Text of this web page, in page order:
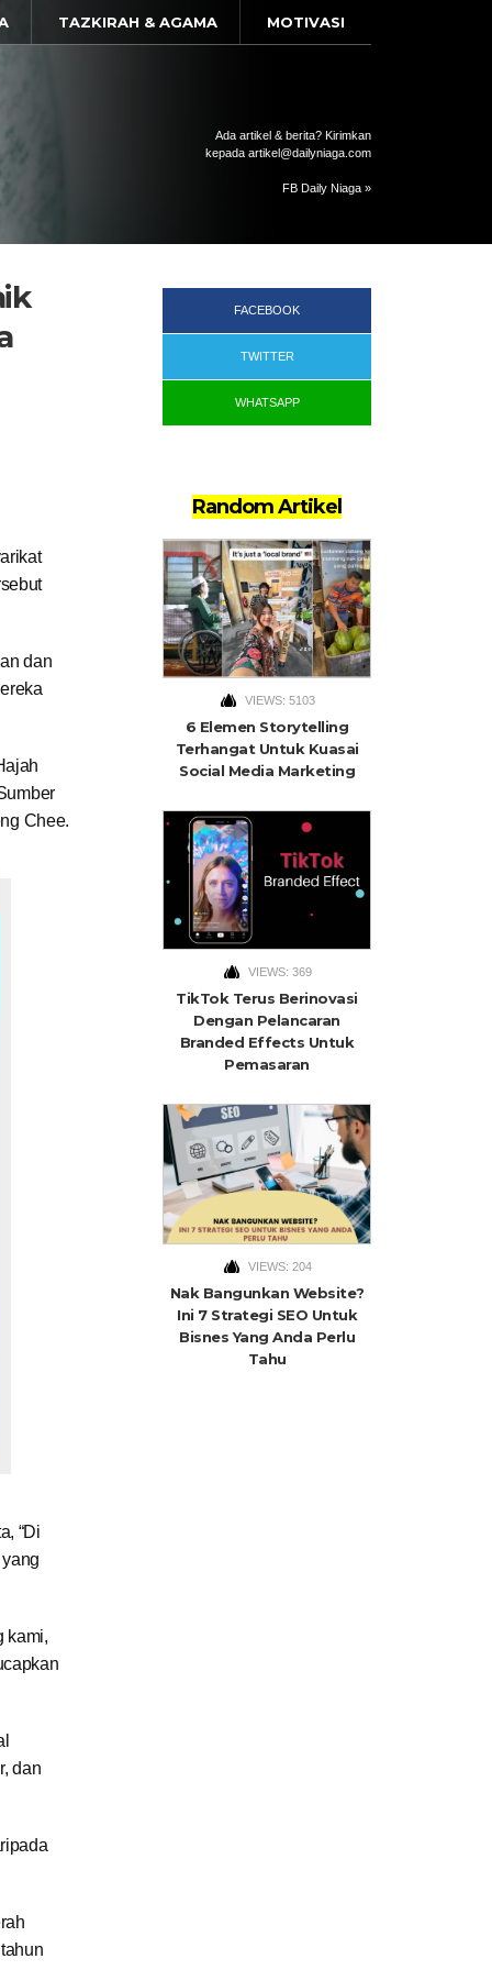
TAZKIRAH & AGAMA MOTIVASI
Ada artikel & berita? Kirimkan
kepada artikel@dailyniaga.com
FB Daily Niaga »
dan
Chee.
“Di
kami,
dan
FACEBOOK
TWITTER
WHATSAPP
Random Artikel
VIEWS: 5103
6 Elemen Storytelling
Terhangat Untuk Kuasai
Social Media Marketing
VIEWS: 369
TikTok Terus Berinovasi
Dengan Pelancaran
Branded Effects Untuk
Pemasaran
VIEWS: 204
Nak Bangunkan Website?
Ini 7 Strategi SEO Untuk
Bisnes Yang Anda Perlu
Tahu